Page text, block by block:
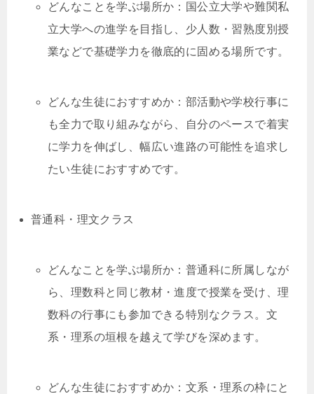
どんなことを学ぶ場所か：国公立大学や難関私
立大学への進学を目指し、少人数・習熟度別授
業などで基礎学力を徹底的に固める場所です。
どんな生徒におすすめか：部活動や学校行事に
も全力で取り組みながら、自分のペースで着実
に学力を伸ばし、幅広い進路の可能性を追求し
たい生徒におすすめです。
普通科・理文クラス
どんなことを学ぶ場所か：普通科に所属しなが
ら、理数科と同じ教材・進度で授業を受け、理
数科の行事にも参加できる特別なクラス。文
系・理系の垣根を越えて学びを深めます。
どんな生徒におすすめか：文系・理系の枠にと